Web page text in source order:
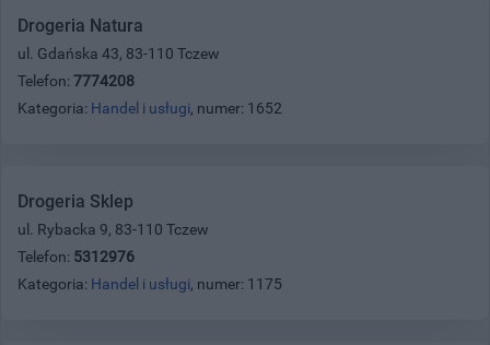
Drogeria Natura
ul. Gdańska 43, 83-110 Tczew
Telefon: 7774208
Kategoria: Handel i usługi, numer: 1652
Drogeria Sklep
ul. Rybacka 9, 83-110 Tczew
Telefon: 5312976
Kategoria: Handel i usługi, numer: 1175